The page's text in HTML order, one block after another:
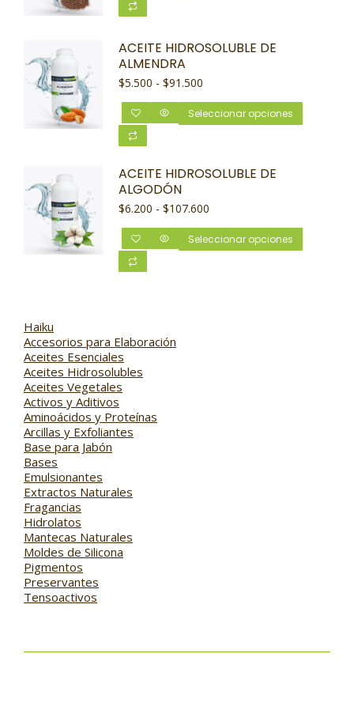
ACEITE HIDROSOLUBLE DE
ALMENDRA
$5.500 - $91.500
Seleccionar opciones
ACEITE HIDROSOLUBLE DE
ALGODÓN
$6.200 - $107.600
Seleccionar opciones
Haiku
Accesorios para Elaboración
Aceites Esenciales
Aceites Hidrosolubles
Aceites Vegetales
Activos y Aditivos
Aminoácidos y Proteínas
Arcillas y Exfoliantes
Base para Jabón
Bases
Emulsionantes
Extractos Naturales
Fragancias
Hidrolatos
Mantecas Naturales
Moldes de Silicona
Pigmentos
Preservantes
Tensoactivos